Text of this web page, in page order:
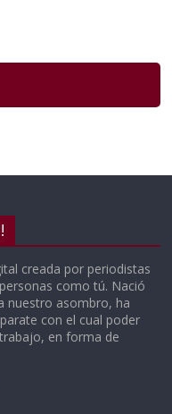
creada por periodistas
como tú. Nació
nuestro asombro, ha
con el cual poder
en forma de